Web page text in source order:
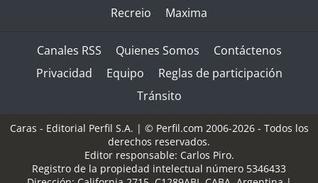
Recreio
Maxima
Canales RSS Quienes Somos
Contáctenos
Privacidad
Equipo
Reglas de participación
Tránsito
Caras - Editorial Perfil S.A. | © Perfil.com 2006-2026 - Todos los
derechos reservados.
Editor responsable: Carlos Piro.
Registro de la propiedad intelectual número 5346433